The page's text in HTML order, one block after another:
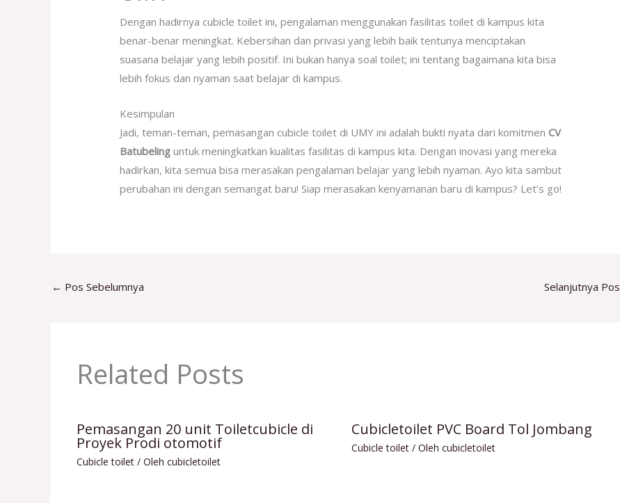
Dengan hadirnya cubicle toilet ini, pengalaman menggunakan fasilitas toilet di kampus kita
benar-benar meningkat. Kebersihan dan privasi yang lebih baik tentunya menciptakan
suasana belajar yang lebih positif. Ini bukan hanya soal toilet; ini tentang bagaimana kita bisa
lebih fokus dan nyaman saat belajar di kampus.
Kesimpulan
Jadi, teman-teman, pemasangan cubicle toilet di UMY ini adalah bukti nyata dari komitmenCV
Batubeling untuk meningkatkan kualitas fasilitas di kampus kita. Dengan inovasi yang mereka
hadirkan, kita semua bisa merasakan pengalaman belajar yang lebih nyaman. Ayo kita sambut
perubahan ini dengan semangat baru! Siap merasakan kenyamanan baru di kampus? Let’s go!
← Pos Sebelumnya Selanjutnya Pos
Related Posts
Pemasangan 20 unit Toiletcubicle di
Proyek Prodi otomotif
Cubicle toilet/ Oleh cubicletoilet
Cubicletoilet PVC Board Tol Jombang
Cubicle toilet/ Oleh cubicletoilet